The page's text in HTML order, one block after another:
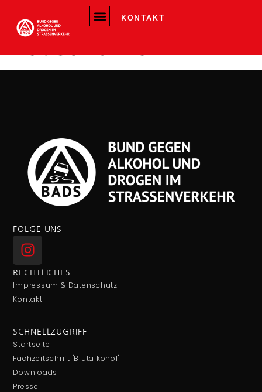
KONTAKT
Schlagwort:
Rauschbrille
FOLGE UNS
RECHTLICHES
Impressum & Datenschutz
Kontakt
SCHNELLZUGRIFF
Startseite
Fachzeitschrift "Blutalkohol"
Downloads
Presse